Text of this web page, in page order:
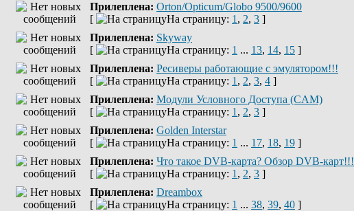
Прилеплена: Orton/Opticum/Globo 9500/9600
[
На страницу: 1 , 2, 3 ]
Прилеплена: Skyway
[
На страницу: 1 ... 13, 14, 15 ]
Прилеплена: Ресиверы работающие с эмулятором!!!
[
На страницу: 1 , 2, 3, 4 ]
Прилеплена: Модули Условного Доступа (CAM)
[
На страницу: 1 , 2, 3 ]
Прилеплена: Golden Interstar
[
На страницу: 1 ... 17, 18, 19 ]
Прилеплена: Что такое DVB-карта? Обзор DVB-карт!!!
[
На страницу: 1 , 2, 3 ]
Прилеплена: Dreambox
[
На страницу: 1 ... 38, 39, 40 ]